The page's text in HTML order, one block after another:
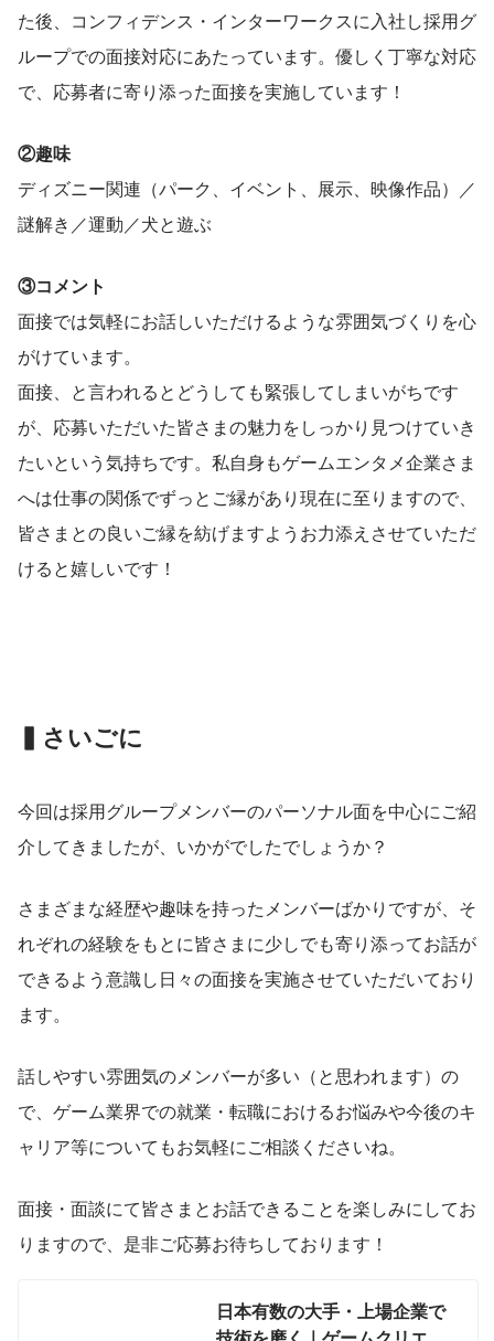
た後、コンフィデンス・インターワークスに入社し採用グ
ループでの面接対応にあたっています。優しく丁寧な対応
で、応募者に寄り添った面接を実施しています！
②趣味
ディズニー関連（パーク、イベント、展示、映像作品）／
謎解き／運動／犬と遊ぶ
③コメント
面接では気軽にお話しいただけるような雰囲気づくりを心
がけています。
面接、と言われるとどうしても緊張してしまいがちです
が、応募いただいた皆さまの魅力をしっかり見つけていき
たいという気持ちです。私自身もゲームエンタメ企業さま
へは仕事の関係でずっとご縁があり現在に至りますので、
皆さまとの良いご縁を紡げますようお力添えさせていただ
けると嬉しいです！
▍さいごに
今回は採用グループメンバーのパーソナル面を中心にご紹
介してきましたが、いかがでしたでしょうか？
さまざまな経歴や趣味を持ったメンバーばかりですが、そ
れぞれの経験をもとに皆さまに少しでも寄り添ってお話が
できるよう意識し日々の面接を実施させていただいており
ます。
話しやすい雰囲気のメンバーが多い（と思われます）の
で、ゲーム業界での就業・転職におけるお悩みや今後のキ
ャリア等についてもお気軽にご相談くださいね。
面接・面談にて皆さまとお話できることを楽しみにしてお
りますので、是非ご応募お待ちしております！
日本有数の大手・上場企業で